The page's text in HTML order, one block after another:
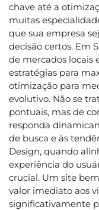
chave até a
muitas
que sua empresa
decisão certos. Em
de mercados locais
estratégias para
otimização para
evolutivo. Não se
pontuais, mas de
responda
de busca e às
Design, quando
experiência do
crucial. Um site
valor imediato aos
significativamente